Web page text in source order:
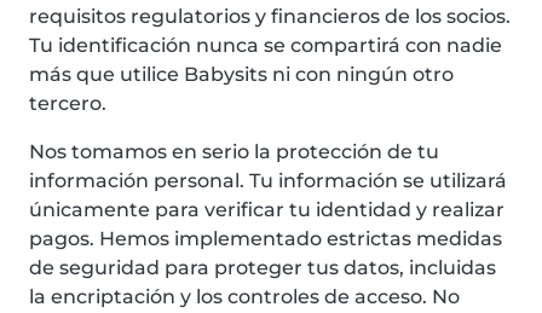
requisitos regulatorios y financieros de los socios.
Tu identificación nunca se compartirá con nadie
más que utilice Babysits ni con ningún otro
tercero.
Nos tomamos en serio la protección de tu
información personal. Tu información se utilizará
únicamente para verificar tu identidad y realizar
pagos. Hemos implementado estrictas medidas
de seguridad para proteger tus datos, incluidas
la encriptación y los controles de acceso. No